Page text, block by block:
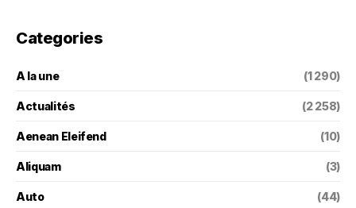
Categories
A la une (1 290)
Actualités (2 258)
Aenean Eleifend (10)
Aliquam (3)
Auto (44)